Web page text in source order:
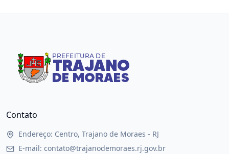
Contato
Endereço: Centro, Trajano de Moraes - RJ
E-mail: contato@trajanodemoraes.rj.gov.br